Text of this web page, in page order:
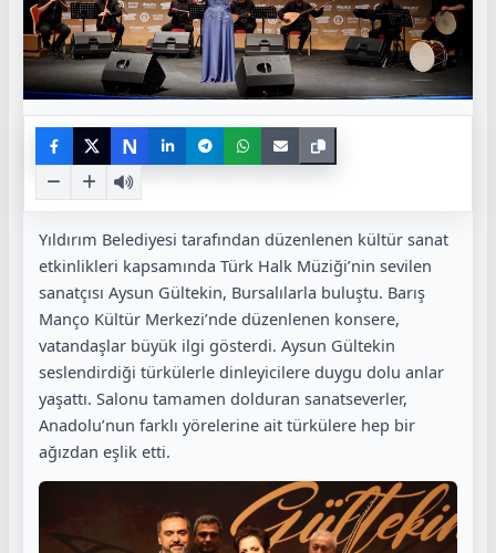
N
Yıldırım Belediyesi tarafından düzenlenen kültür sanat
etkinlikleri kapsamında Türk Halk Müziği’nin sevilen
sanatçısı Aysun Gültekin, Bursalılarla buluştu. Barış
Manço Kültür Merkezi’nde düzenlenen konsere,
vatandaşlar büyük ilgi gösterdi. Aysun Gültekin
seslendirdiği türkülerle dinleyicilere duygu dolu anlar
yaşattı. Salonu tamamen dolduran sanatseverler,
Anadolu’nun farklı yörelerine ait türkülere hep bir
ağızdan eşlik etti.